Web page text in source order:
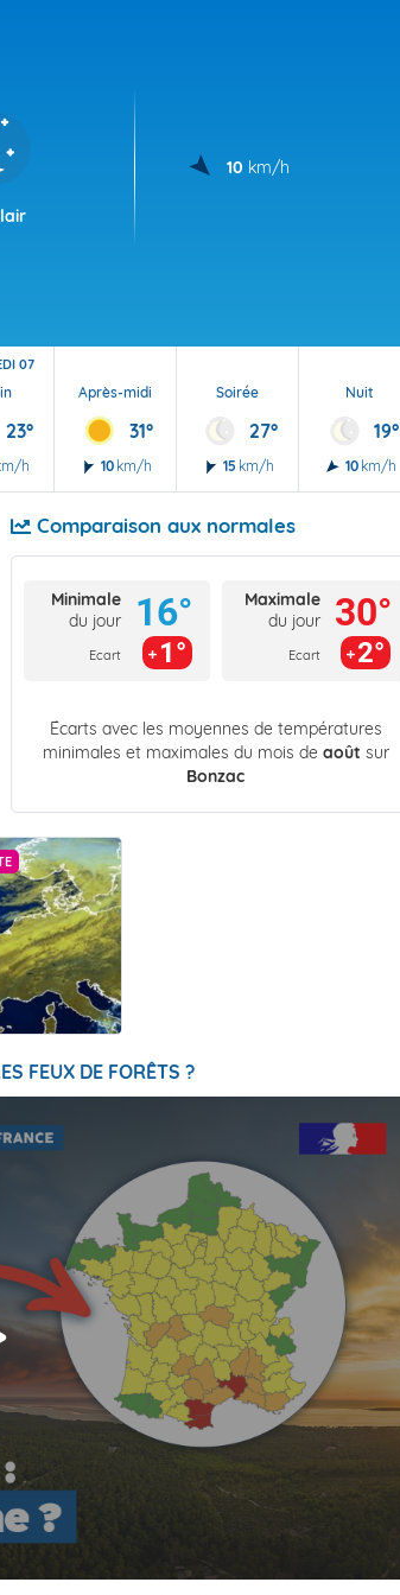
10 km/h
07
23°
h
Après-midi
31°
10 km/h
Soirée
27°
15 km/h
Nuit
19°
10 km/h
Comparaison aux normales
Minimale
du jour
Ecart
16°
1°
Maximale
du jour
Ecart
30°
2°
Écarts avec les moyennes de températures
minimales et maximales du mois de août sur
Bonzac
FEUX DE FORÊTS ?